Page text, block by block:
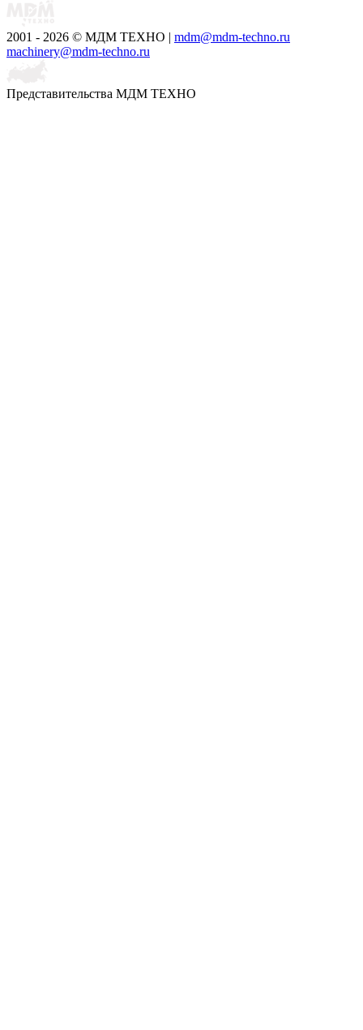
2001 - 2026 © МДМ ТЕХНО | mdm@mdm-techno.ru
machinery@mdm-techno.ru
Представительства МДМ ТЕХНО